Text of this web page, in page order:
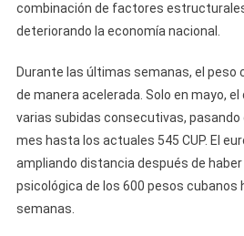
combinación de factores
deteriorando la economía nacional.
Durante las últimas semanas, el peso
de manera acelerada. Solo en mayo,
varias subidas consecutivas, pasando
mes hasta los actuales 545 CUP. El
ampliando distancia después de
psicológica de los 600 pesos cubanos
semanas.